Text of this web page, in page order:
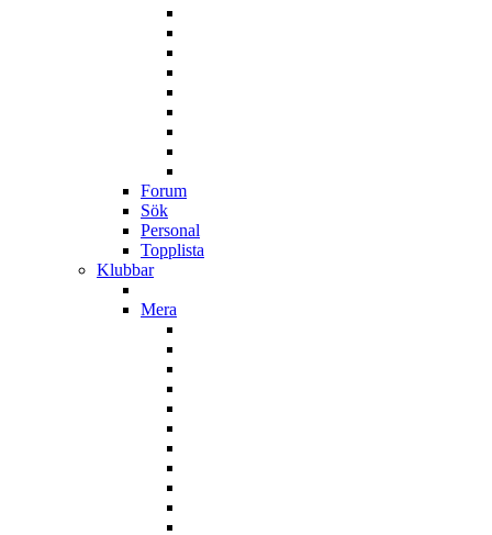
Forum
Sök
Personal
Topplista
Klubbar
Mera